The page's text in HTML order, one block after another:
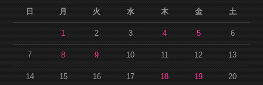
日
月 火 水 木 金 土
1 2 3 4 5 6
7 8 9 10 11 12 13
14 15 16 17 18 19 20